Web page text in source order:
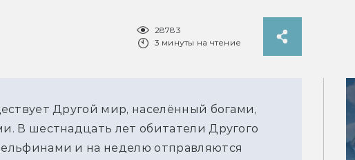
28783
3 минуты на чтение
Другой мир, населённый богами,
В шестнадцать лет обитатели Другого
и на неделю отправляются